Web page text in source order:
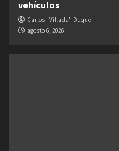
vehículos
Carlos "Villada" Duque
agosto 6, 2026